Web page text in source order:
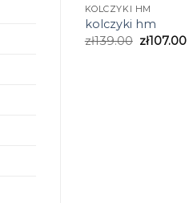
KOLCZYKI HM
kolczyki hm
zł139.00 zł107.00